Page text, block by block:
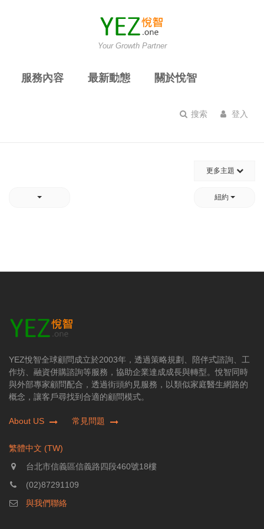
Your Growth Partner
服務內容 最新動態 關於悅智
搜索 登入
更多主題
紐約
YEZ悅智全球顧問成立於2003年，透過策略規劃、陪伴式諮詢、工
作坊、融資併購諮詢等服務，協助企業達成成長與轉型。悅智同時
與外部專家顧問配合，透過街頭約見服務，以類似家庭醫生網路的
概念，讓客戶尋找到合適的顧問模式。
About US 常見問題
繁體中文 (TW)
台北市信義區信義路四段460號18樓
(02)87291109
與我們聯絡